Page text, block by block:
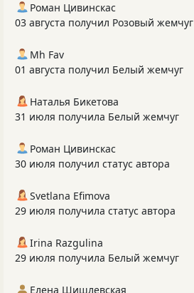
Роман Цивинскас
03 августа получил Розовый жемчуг
Mh Fav
01 августа получил Белый жемчуг
Наталья Бикетова
31 июля получила Белый жемчуг
Роман Цивинскас
30 июля получил статус автора
Svetlana Efimova
29 июля получила статус автора
Irina Razgulina
29 июля получила Белый жемчуг
Елена Шишлевская